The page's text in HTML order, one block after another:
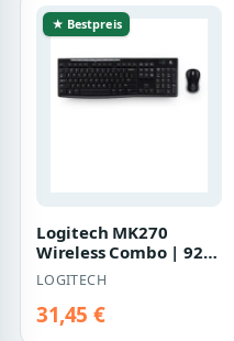
★ Bestpreis
Logitech MK270
Wireless Combo | 920-
004527 | Tastatur-
und-Maus-Set
LOGITECH
31,45 €